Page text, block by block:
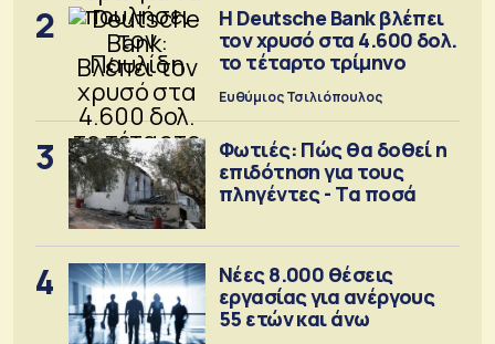
2
Η Deutsche Bank βλέπει
τον χρυσό στα 4.600 δολ.
το τέταρτο τρίμηνο
Ευθύμιος Τσιλιόπουλος
3
Φωτιές: Πώς θα δοθεί η
επιδότηση για τους
πληγέντες - Τα ποσά
4
Νέες 8.000 θέσεις
εργασίας για ανέργους
55 ετών και άνω